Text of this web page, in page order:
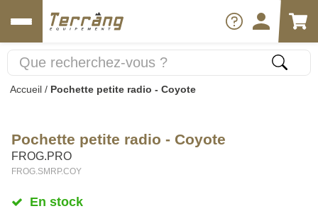
Accueil / Pochette petite radio - Coyote
Pochette petite radio - Coyote
FROG.PRO
FROG.SMRP.COY
En stock